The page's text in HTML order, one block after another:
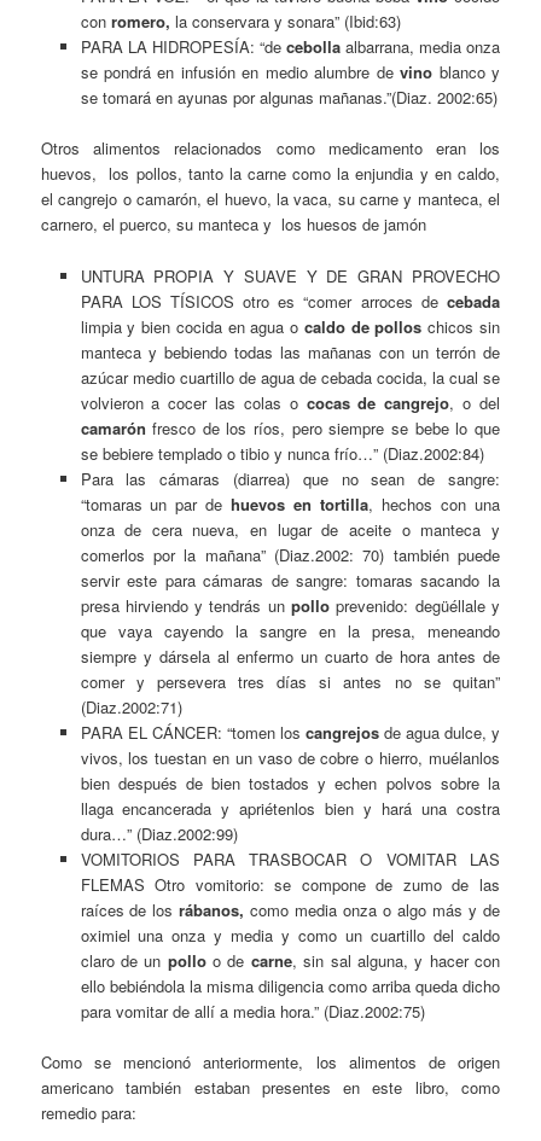
con romero, la conservara y sonara” (Ibid:63)
PARA LA HIDROPESÍA: “de cebollaalbarrana, media onza
se pondrá en infusión en medio alumbre devino blanco y
se tomará en ayunas por algunas mañanas.”(Diaz. 2002:65)
Otros alimentos relacionados como medicamento eran los
huevos, los pollos, tanto la carne como la enjundia y en caldo,
el cangrejo o camarón, el huevo, la vaca, su carne y manteca, el
carnero, el puerco, su manteca y los huesos de jamón
UNTURA PROPIA Y SUAVE Y DE GRAN PROVECHO
PARA LOS TÍSICOS otro es “comer arroces de cebada
limpia y bien cocida en agua o caldo de pollos chicos sin
manteca y bebiendo todas las mañanas con un terrón de
azúcar medio cuartillo de agua de cebada cocida, la cual se
volvieron a cocer las colas o cocas de cangrejo, o del
camarón fresco de los ríos, pero siempre se bebe lo que
se bebiere templado o tibio y nunca frío…” (Diaz.2002:84)
Para las cámaras (diarrea) que no sean de sangre:
“tomaras un par dehuevos en tortilla, hechos con una
onza de cera nueva, en lugar de aceite o manteca y
comerlos por la mañana” (Diaz.2002: 70) también puede
servir este para cámaras de sangre: tomaras sacando la
presa hirviendo y tendrás unpollo prevenido: degüéllale y
que vaya cayendo la sangre en la presa, meneando
siempre y dársela al enfermo un cuarto de hora antes de
comer y persevera tres días si antes no se quitan”
(Diaz.2002:71)
PARA EL CÁNCER: “tomen los cangrejos de agua dulce, y
vivos, los tuestan en un vaso de cobre o hierro, muélanlos
bien después de bien tostados y echen polvos sobre la
llaga encancerada y apriétenlos bien y hará una costra
dura…” (Diaz.2002:99)
VOMITORIOS PARA TRASBOCAR O VOMITAR LAS
FLEMAS Otro vomitorio: se compone de zumo de las
raíces de losrábanos, como media onza o algo más y de
oximiel una onza y media y como un cuartillo del caldo
claro de un polloo de carne, sin sal alguna, y hacer con
ello bebiéndola la misma diligencia como arriba queda dicho
para vomitar de allí a media hora.” (Diaz.2002:75)
Como se mencionó anteriormente, los alimentos de origen
americano también estaban presentes en este libro, como
remedio para: